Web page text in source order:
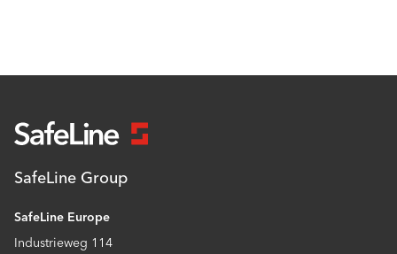
SafeLine Group
SafeLine Europe
Industrieweg 114